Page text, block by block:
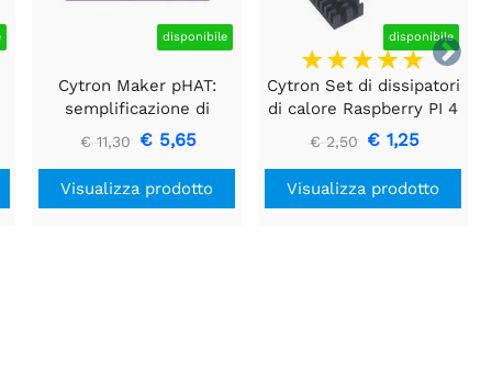

disponibile
Cytron Maker pHAT:
semplificazione di
Raspberry Pi per
education
€ 11,30 € 5,65
Visualizza prodotto
disponibile
Cytron Set di dissipatori
di calore Raspberry PI 4
(3 pezzi) nero
€ 2,50 € 1,25
Visualizza prodotto